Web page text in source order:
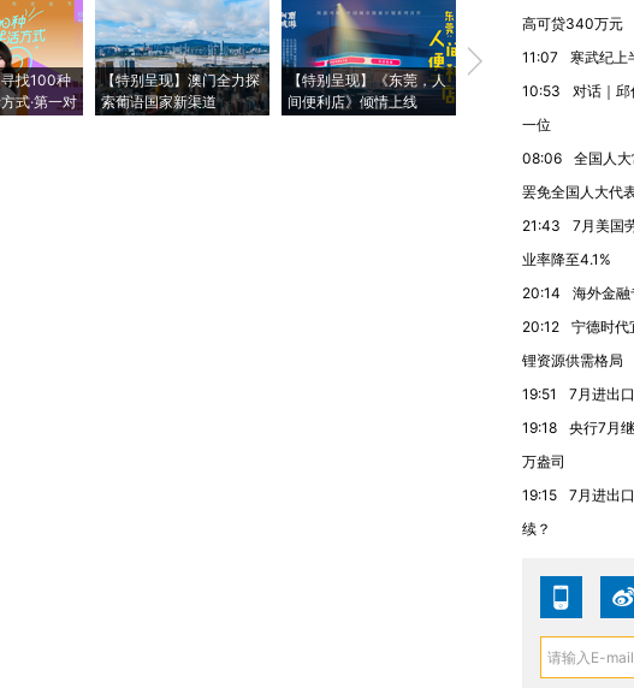
寻找100种
式·第一对
【特别呈现】澳门全力探
索葡语国家新渠道
【特别呈现】《东莞，人
间便利店》倾情上线
【推广】走进第四届链博
会，让数智科技“链”接产
高可贷340万元
11:07
寒武纪上
10:53
对话｜
一位
08:06
全国人
罢免全国人大代
21:43
7月美国
业率降至4.1%
20:14
海外金
20:12
宁德时代
锂资源供需格局
19:51
7月进出
19:18
央行7月
万盎司
19:15
7月进出
续？